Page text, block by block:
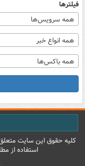
فیلترها
همه سرویس‌ها
همه انواع خبر
همه باکس‌ها
کليه حقوق اين سايت
استفاده از